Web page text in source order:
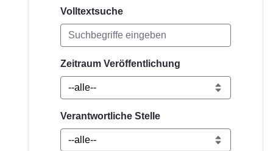
Volltextsuche
Zeitraum Veröffentlichung
Verantwortliche Stelle